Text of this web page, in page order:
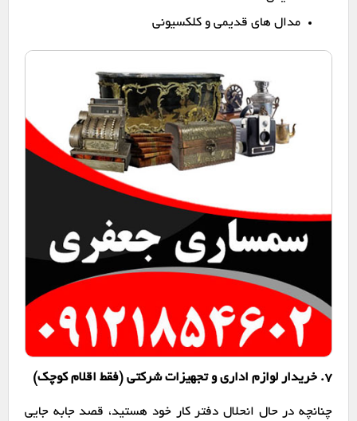
مدال های قدیمی و کلکسیونی
7. خریدار لوازم اداری و تجهیزات شرکتی (فقط اقلام کوچک)
چنانچه در حال انحلال دفتر کار خود هستید، قصد جابه جایی